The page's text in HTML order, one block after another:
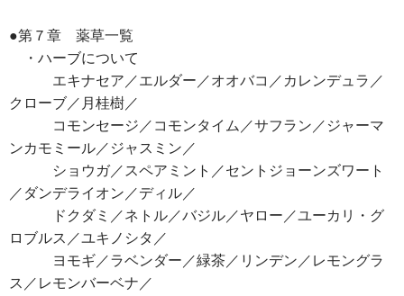
●第７章 薬草一覧
・ハーブについて
エキナセア／エルダー／オオバコ／カレンデュラ／
クローブ／月桂樹／
コモンセージ／コモンタイム／サフラン／ジャーマ
ンカモミール／ジャスミン／
ショウガ／スペアミント／セントジョーンズワート
／ダンデライオン／ディル／
ドクダミ／ネトル／バジル／ヤロー／ユーカリ・グ
ロブルス／ユキノシタ／
ヨモギ／ラベンダー／緑茶／リンデン／レモングラ
ス／レモンバーベナ／